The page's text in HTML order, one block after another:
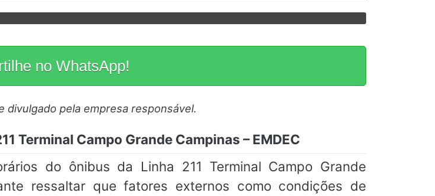
no WhatsApp!
pela empresa responsável.
Terminal Campo Grande Campinas – EMDEC
do ônibus da Linha 211 Terminal Campo Grande
ressaltar que fatores externos como condições de